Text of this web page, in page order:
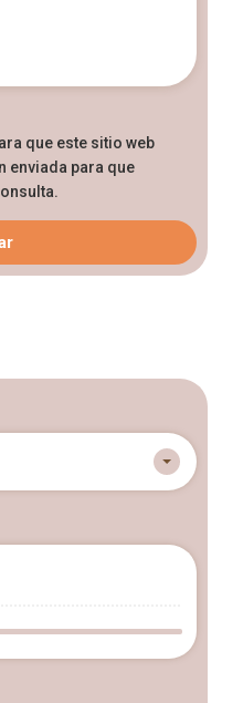
que este sitio web
enviada para que